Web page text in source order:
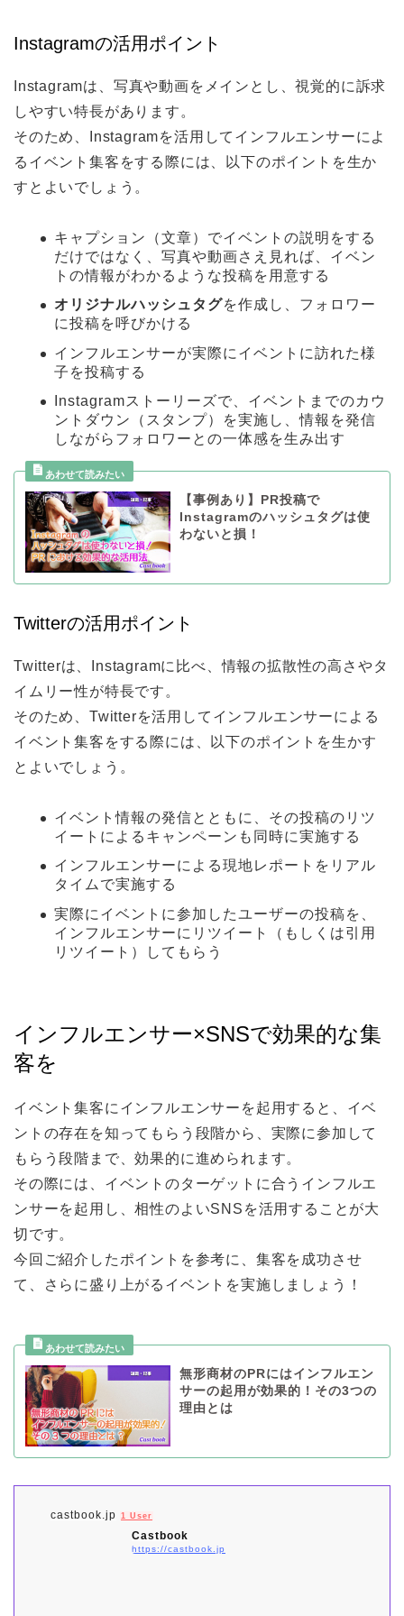
Instagramの活用ポイント
Instagramは、写真や動画をメインとし、視覚的に訴求
しやすい特長があります。
そのため、Instagramを活用してインフルエンサーによ
るイベント集客をする際には、以下のポイントを生か
すとよいでしょう。
キャプション（文章）でイベントの説明をする
だけではなく、写真や動画さえ見れば、イベン
トの情報がわかるような投稿を用意する
オリジナルハッシュタグを作成し、フォロワー
に投稿を呼びかける
インフルエンサーが実際にイベントに訪れた様
子を投稿する
Instagramストーリーズで、イベントまでのカウ
ントダウン（スタンプ）を実施し、情報を発信
しながらフォロワーとの一体感を生み出す
【事例あり】PR投稿で
Instagramのハッシュタグは使
わないと損！
Twitterの活用ポイント
Twitterは、Instagramに比べ、情報の拡散性の高さやタ
イムリー性が特長です。
そのため、Twitterを活用してインフルエンサーによる
イベント集客をする際には、以下のポイントを生かす
とよいでしょう。
イベント情報の発信とともに、その投稿のリツ
イートによるキャンペーンも同時に実施する
インフルエンサーによる現地レポートをリアル
タイムで実施する
実際にイベントに参加したユーザーの投稿を、
インフルエンサーにリツイート（もしくは引用
リツイート）してもらう
インフルエンサー×SNSで効果的な集
客を
イベント集客にインフルエンサーを起用すると、イベ
ントの存在を知ってもらう段階から、実際に参加して
もらう段階まで、効果的に進められます。
その際には、イベントのターゲットに合うインフルエ
ンサーを起用し、相性のよいSNSを活用することが大
切です。
今回ご紹介したポイントを参考に、集客を成功させ
て、さらに盛り上がるイベントを実施しましょう！
無形商材のPRにはインフルエン
サーの起用が効果的！その3つの
理由とは
castbook.jp 1 User
Castbook
https://castbook.jp